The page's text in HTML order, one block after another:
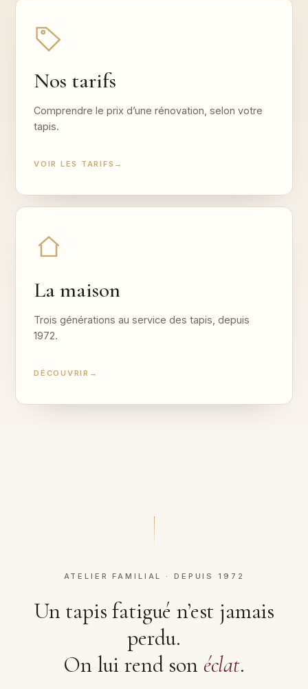
Nos tarifs
Comprendre le prix d’une rénovation, selon votre
tapis.
VOIR LES TARIFS →
La maison
Trois générations au service des tapis, depuis
1972.
DÉCOUVRIR →
ATELIER FAMILIAL · DEPUIS 1972
Un tapis fatigué n’est jamais
perdu.
On lui rend son éclat.